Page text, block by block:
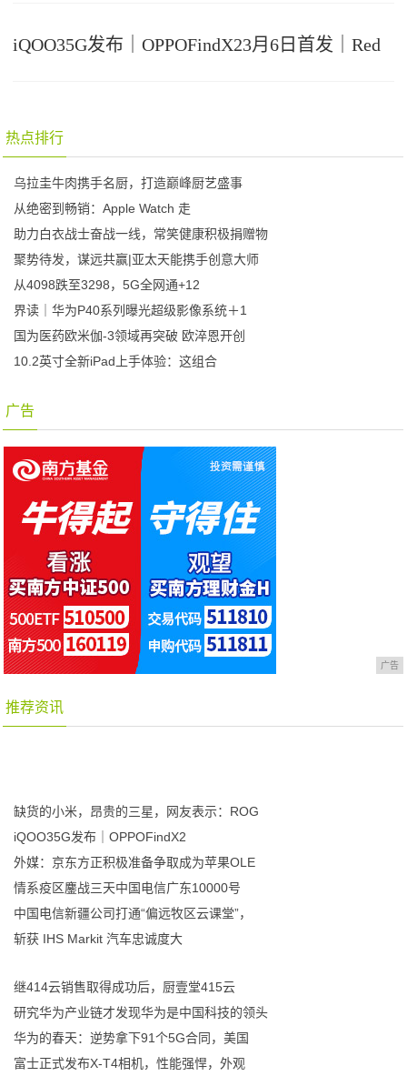
iQOO35G发布｜OPPOFindX23月6日首发｜Red
热点排行
乌拉圭牛肉携手名厨，打造巅峰厨艺盛事
从绝密到畅销：Apple Watch 走
助力白衣战士奋战一线，常笑健康积极捐赠物
聚势待发，谋远共赢|亚太天能携手创意大师
从4098跌至3298，5G全网通+12
界读｜华为P40系列曝光超级影像系统＋1
国为医药欧米伽-3领域再突破 欧淬恩开创
10.2英寸全新iPad上手体验：这组合
广告
广告
推荐资讯
缺货的小米，昂贵的三星，网友表示：ROG
iQOO35G发布｜OPPOFindX2
外媒：京东方正积极准备争取成为苹果OLE
情系疫区鏖战三天中国电信广东10000号
中国电信新疆公司打通“偏远牧区云课堂”，
斩获 IHS Markit 汽车忠诚度大
继414云销售取得成功后，厨壹堂415云
研究华为产业链才发现华为是中国科技的领头
华为的春天：逆势拿下91个5G合同，美国
富士正式发布X-T4相机，性能强悍，外观